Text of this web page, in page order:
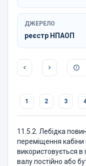
ДЖЕРЕЛО
реєстр НПАОП
1 2 3
11.5.2. Лебідка
переміщення
використовується
валу постійно або